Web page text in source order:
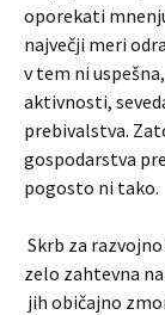
oporekati
največji meri
v tem ni
aktivnosti,
prebivalstva.
gospodarstva
pogosto ni tako.
Skrb za
zelo zahtevna
jih običajno